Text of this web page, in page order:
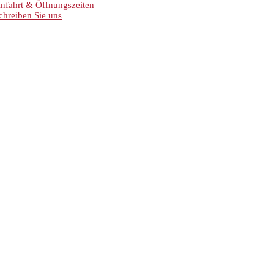
& Öffnungszeiten
Sie uns